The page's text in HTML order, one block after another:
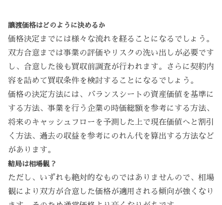
譲渡価格はどのように決めるか
価格決定までには様々な流れを経ることになるでしょう。
双方合意までは事業の評価やリスクの洗い出しが必要です
し、合意した後も買収前調査が行われます。さらに契約内
容を詰めて買収条件を検討することになるでしょう。
価格の決定方法には、バランスシートの資産価値を基準に
する方法、事業を行う企業の時価総額を参考にする方法、
将来のキャッシュフローを予測した上で現在価値へと割引
く方法、過去の収益を参考にのれん代を算出する方法など
があります。
結局は相場観？
ただし、いずれも絶対的なものではありませんので、相場
観により双方が合意した価格が適用される傾向が強くなり